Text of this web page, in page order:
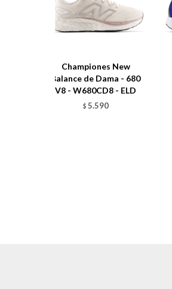
Championes New
Balance de Dama - 680
V8 - W680CD8 - ELD
$ 5.590